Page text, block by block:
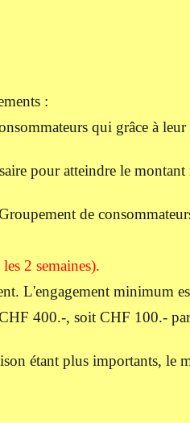
:
qui grâce à
pour atteindre le
de
2 semaines).
L'engagement minimum
400.-, soit CHF 100.-
étant plus importants, le